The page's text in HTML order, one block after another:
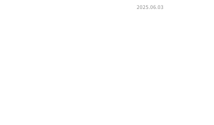
2025.06.03